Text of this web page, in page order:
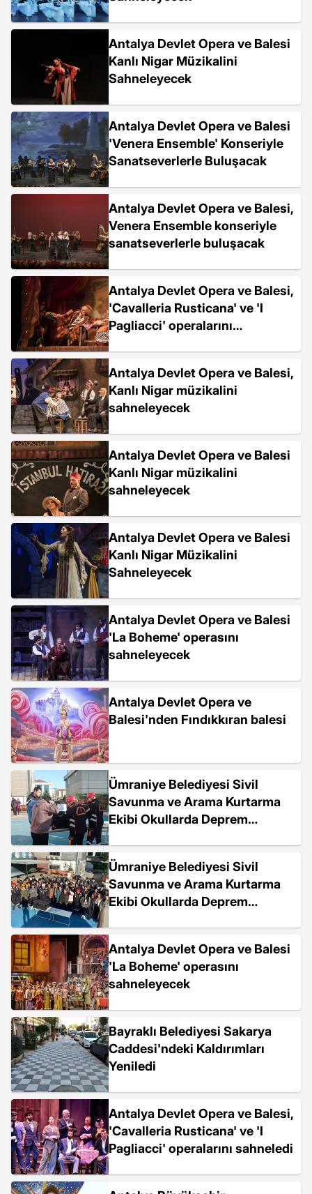
Antalya Devlet Opera ve Balesi
Kanlı Nigar Müzikalini
Sahneleyecek
Antalya Devlet Opera ve Balesi
'Venera Ensemble' Konseriyle
Sanatseverlerle Buluşacak
Antalya Devlet Opera ve Balesi,
Venera Ensemble konseriyle
sanatseverlerle buluşacak
Antalya Devlet Opera ve Balesi,
'Cavalleria Rusticana' ve 'I
Pagliacci' operalarını
Antalya Devlet Opera ve Balesi,
Kanlı Nigar müzikalini
sahneleyecek
Antalya Devlet Opera ve Balesi
Kanlı Nigar müzikalini
sahneleyecek
Antalya Devlet Opera ve Balesi
Kanlı Nigar Müzikalini
Sahneleyecek
Antalya Devlet Opera ve Balesi
'La Boheme' operasını
sahneleyecek
Antalya Devlet Opera ve
Balesi'nden Fındıkkıran balesi
Ümraniye Belediyesi Sivil
Savunma ve Arama Kurtarma
Ekibi Okullarda Deprem
Ümraniye Belediyesi Sivil
Savunma ve Arama Kurtarma
Ekibi Okullarda Deprem
Antalya Devlet Opera ve Balesi
'La Boheme' operasını
sahneleyecek
Bayraklı Belediyesi Sakarya
Caddesi'ndeki Kaldırımları
Yeniledi
Antalya Devlet Opera ve Balesi,
'Cavalleria Rusticana' ve 'I
Pagliacci' operalarını sahneledi